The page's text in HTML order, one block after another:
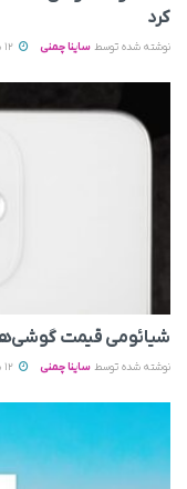
کرد
نوشته شده توسط ساینا چمنی
شیائومی قیمت
نوشته شده توسط ساینا چمنی